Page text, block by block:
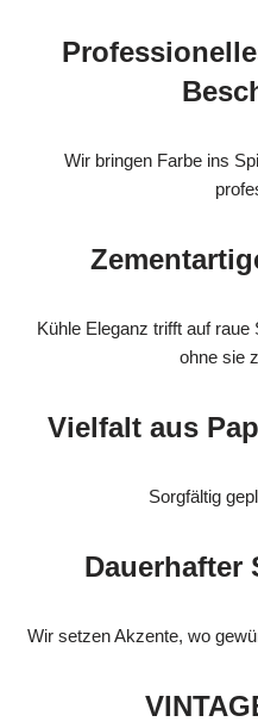
Wir bringen Farbe ins
Kühle Eleganz trifft auf
ohne sie
Vielfalt aus
Sorgfältig
Dauerhafter
Wir setzen Akzente, wo